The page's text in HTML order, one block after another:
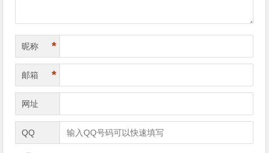
昵称 *
邮箱 *
网址
QQ